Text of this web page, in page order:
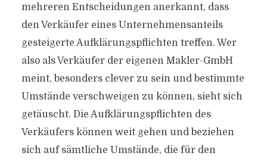
mehreren Entscheidungen anerkannt, dass
den Verkäufer eines Unternehmensanteils
gesteigerte Aufklärungspflichten treffen. Wer
also als Verkäufer der eigenen Makler-GmbH
meint, besonders clever zu sein und bestimmte
Umstände verschweigen zu können, sieht sich
getäuscht. Die Aufklärungspflichten des
Verkäufers können weit gehen und beziehen
sich auf sämtliche Umstände, die für den